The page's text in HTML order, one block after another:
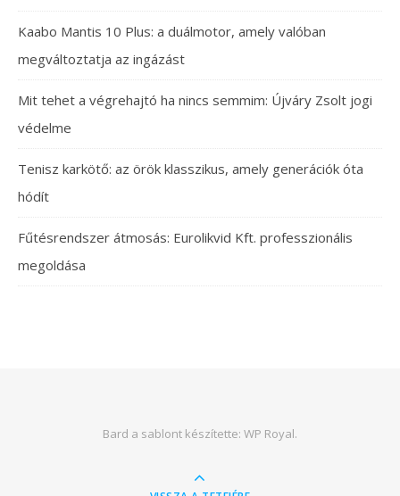
Kaabo Mantis 10 Plus: a duálmotor, amely valóban
megváltoztatja az ingázást
Mit tehet a végrehajtó ha nincs semmim: Újváry Zsolt jogi
védelme
Tenisz karkötő: az örök klasszikus, amely generációk óta
hódít
Fűtésrendszer átmosás: Eurolikvid Kft. professzionális
megoldása
Bard a sablont készítette: WP Royal.